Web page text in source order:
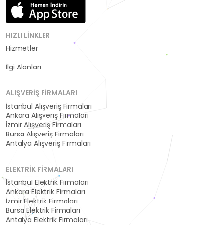
HIZLI LINKLER
Hizmetler
İlgi Alanları
ALIŞVERIŞ FIRMALARI
İstanbul Alışveriş Firmaları
Ankara Alışveriş Firmaları
İzmir Alışveriş Firmaları
Bursa Alışveriş Firmaları
Antalya Alışveriş Firmaları
ELEKTRIK FIRMALARI
İstanbul Elektrik Firmaları
Ankara Elektrik Firmaları
İzmir Elektrik Firmaları
Bursa Elektrik Firmaları
Antalya Elektrik Firmaları